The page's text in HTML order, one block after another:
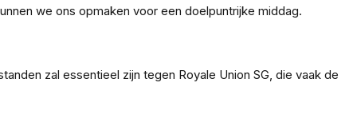
we ons opmaken voor een doelpuntrijke middag.
zal essentieel zijn tegen Royale Union SG, die vaak de